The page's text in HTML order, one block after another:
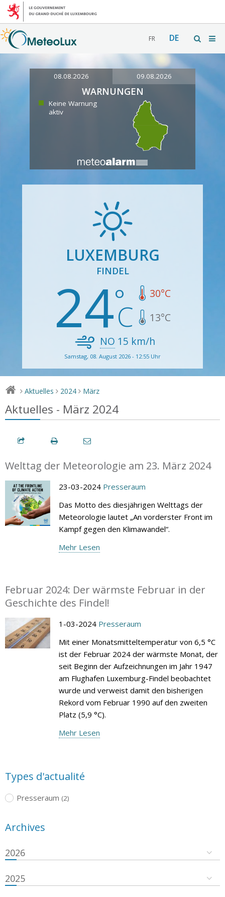
FR DE
08.08.2026 09.08.2026
WARNUNGEN
Keine Warnung
aktiv
LUXEMBURG
FINDEL
24 30°C
13°C
NO 15 km/h
Samstag, 08. August 2026 - 12:55 Uhr
> Aktuelles > 2024 > März
Aktuelles - März 2024
Welttag der Meteorologie am 23. März 2024
23-03-2024 Presseraum
Das Motto des diesjährigen Welttags der
Meteorologie lautet „An vorderster Front im
Kampf gegen den Klimawandel“.
Mehr Lesen
Februar 2024: Der wärmste Februar in der
Geschichte des Findel!
1-03-2024 Presseraum
Mit einer Monatsmitteltemperatur von 6,5 °C
ist der Februar 2024 der wärmste Monat, der
seit Beginn der Aufzeichnungen im Jahr 1947
am Flughafen Luxemburg-Findel beobachtet
wurde und verweist damit den bisherigen
Rekord vom Februar 1990 auf den zweiten
Platz (5,9 °C).
Mehr Lesen
Types d'actualité
Presseraum (2)
Archives
2026
2025